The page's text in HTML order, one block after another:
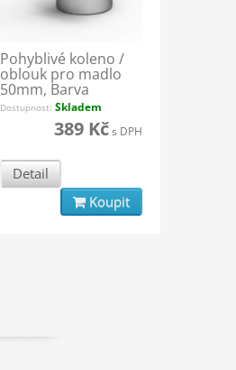
Pohyblivé koleno /
oblouk pro madlo
50mm, Barva
Imitace nerez
Dostupnost: Skladem
389 Kčs DPH
Detail
Koupit